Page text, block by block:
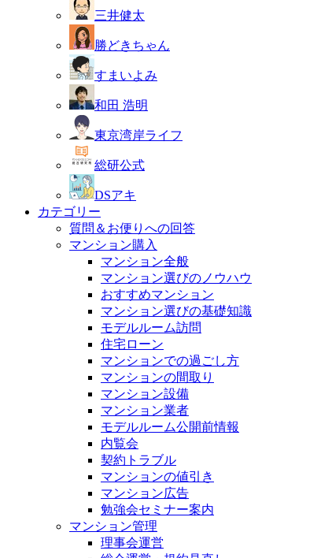
三井健太
勝どきちゃん
すまいよみ
和田 浩明
東京湾岸ライフ
総研公式
DSアキ
カテゴリー
質問＆お便りへの回答
マンション購入
マンション全般
マンション選びのノウハウ
おすすめマンション
マンション選びの基礎知識
モデルルーム訪問
住宅ローン
マンションでの過ごし方
マンションの間取り
マンション設備
マンション業者
モデルルーム公開前情報
内覧会
契約トラブル
マンションの値引き
マンション広告
勉強会セミナー案内
マンション管理
理事会運営